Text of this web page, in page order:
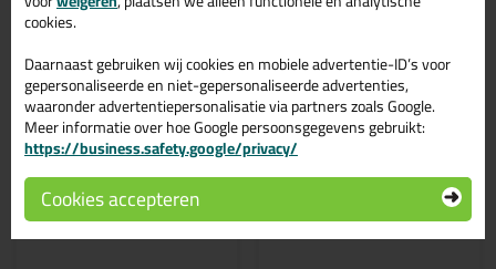
cookies.
Daarnaast gebruiken wij cookies en mobiele advertentie-ID’s voor
gepersonaliseerde en niet-gepersonaliseerde advertenties,
waaronder advertentiepersonalisatie via partners zoals Google.
Meer informatie over hoe Google persoonsgegevens gebruikt:
https://business.safety.google/privacy/
Cookies accepteren